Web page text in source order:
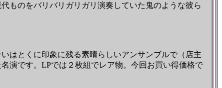
ものをバリバリガリガリ演奏していた鬼のような彼ら
はとくに印象に残る素晴らしいアンサンブルで（店主
演です。LPでは２枚組でレア物。今回お買い得価格で